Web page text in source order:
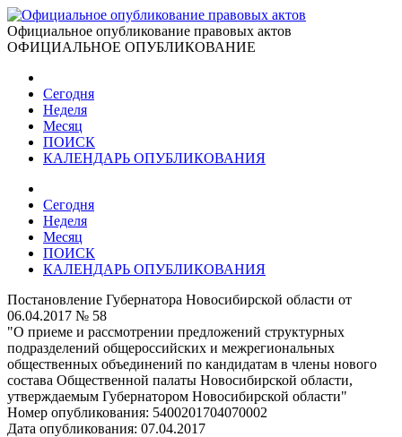
Официальное опубликование правовых актов
ОФИЦИАЛЬНОЕ ОПУБЛИКОВАНИЕ
Сегодня
Неделя
Месяц
ПОИСК
КАЛЕНДАРЬ ОПУБЛИКОВАНИЯ
Сегодня
Неделя
Месяц
ПОИСК
КАЛЕНДАРЬ ОПУБЛИКОВАНИЯ
Постановление Губернатора Новосибирской области от
06.04.2017 № 58
"О приеме и рассмотрении предложений структурных
подразделений общероссийских и межрегиональных
общественных объединений по кандидатам в члены нового
состава Общественной палаты Новосибирской области,
утверждаемым Губернатором Новосибирской области"
Номер опубликования: 5400201704070002
Дата опубликования: 07.04.2017